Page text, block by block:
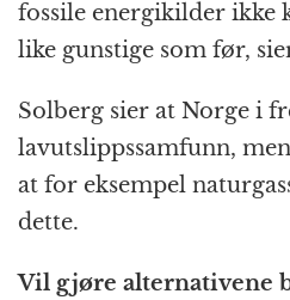
fossile energikilder ikke
like gunstige som før,
Solberg sier at Norge i
lavutslippssamfunn,
at for eksempel
dette.
Vil gjøre alternativene